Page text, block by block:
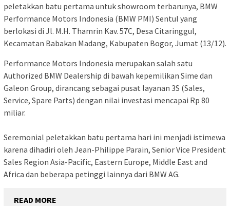
peletakkan batu pertama untuk showroom terbarunya, BMW
Performance Motors Indonesia (BMW PMI) Sentul yang
berlokasi di Jl. M.H. Thamrin Kav. 57C, Desa Citaringgul,
Kecamatan Babakan Madang, Kabupaten Bogor, Jumat (13/12).
Performance Motors Indonesia merupakan salah satu
Authorized BMW Dealership di bawah kepemilikan Sime dan
Galeon Group, dirancang sebagai pusat layanan 3S (Sales,
Service, Spare Parts) dengan nilai investasi mencapai Rp 80
miliar.
Seremonial peletakkan batu pertama hari ini menjadi istimewa
karena dihadiri oleh Jean-Philippe Parain, Senior Vice President
Sales Region Asia-Pacific, Eastern Europe, Middle East and
Africa dan beberapa petinggi lainnya dari BMW AG.
READ MORE